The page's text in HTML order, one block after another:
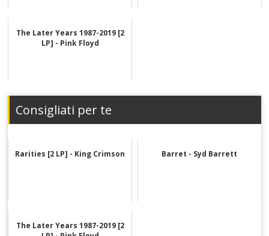
The Later Years 1987-2019 [2
LP] - Pink Floyd
Consigliati per te
Rarities [2 LP] - King Crimson Barret - Syd Barrett
The Later Years 1987-2019 [2